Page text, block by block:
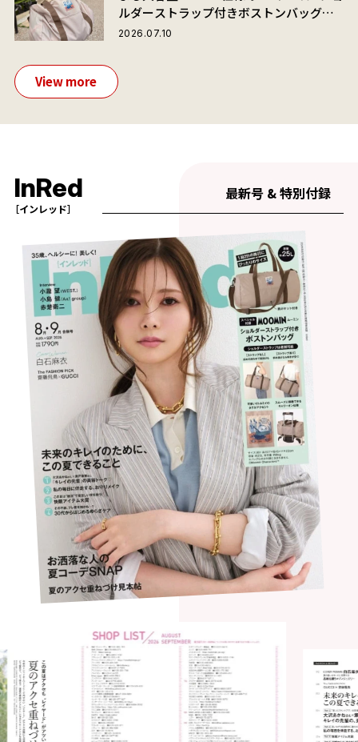
ルダーストラップ付きボストンバッグ」
が夏旅におすすめな理由
2026.07.10
View more
InRed
［インレッド］
最新号 & 特別付録